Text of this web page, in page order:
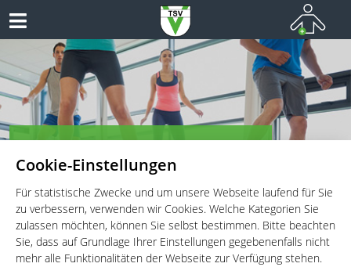
Cookie-Einstellungen
Für statistische Zwecke und um unsere Webseite laufend für Sie
zu verbessern, verwenden wir Cookies. Welche Kategorien Sie
zulassen möchten, können Sie selbst bestimmen. Bitte beachten
Sie, dass auf Grundlage Ihrer Einstellungen gegebenenfalls nicht
mehr alle Funktionalitäten der Webseite zur Verfügung stehen.
Fitness für Jung und Alt!